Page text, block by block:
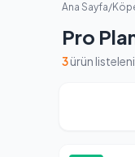
Ana Sayfa/
Pro
3ürün